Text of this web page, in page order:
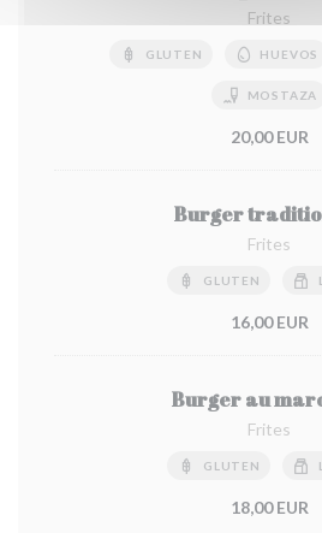
Frites
GLUTEN HUEVOS
MOSTAZA
20,00 EUR
Burger
Frites
GLUTEN
16,00 EUR
Burger au
Frites
GLUTEN
18,00 EUR